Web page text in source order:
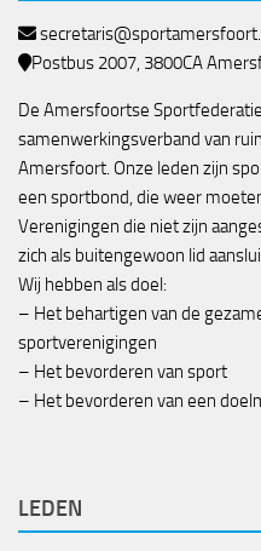
Postbus 2007, 3800CA
De Amersfoortse
samenwerkingsverband van
Amersfoort. Onze leden zijn
een sportbond, die weer
Verenigingen die niet zijn
zich als buitengewoon lid
Wij hebben als doel:
– Het behartigen van de
sportverenigingen
– Het bevorderen van sport
– Het bevorderen van een
LEDEN